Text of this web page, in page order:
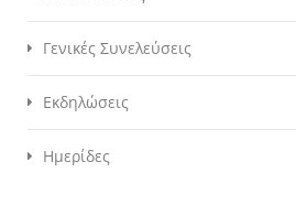
Γενικές Συνελεύσεις
Εκδηλώσεις
Ημερίδες